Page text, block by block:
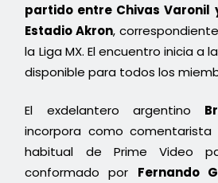
partido entre Chivas Varonil
Estadio Akron,
la Liga MX. El encuentro inicia a
disponible para todos los
El exdelantero argentino
incorpora como
habitual de Prime Video
conformado por Fernando